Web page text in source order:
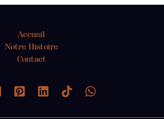
Accueil
Notre Histoire
Contact